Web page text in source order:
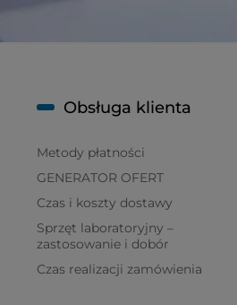
Obsługa klienta
Metody płatności
GENERATOR OFERT
Czas i koszty dostawy
Sprzęt laboratoryjny –
zastosowanie i dobór
Czas realizacji zamówienia